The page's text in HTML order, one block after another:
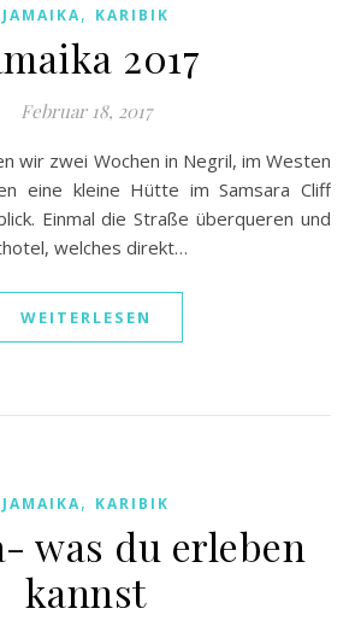
JAMAIKA, KARIBIK
2017
Februar 18, 2017
eine kleine Hütte im Samsara Cliff
Einmal die Straße überqueren und
welches direkt…
WEITERLESEN
JAMAIKA, KARIBIK
was du erleben
kannst